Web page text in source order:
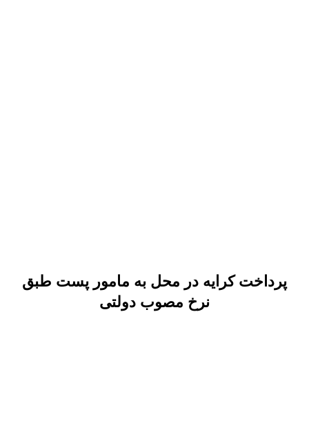
پرداخت کرایه در محل به مامور پست طبق
نرخ مصوب دولتی